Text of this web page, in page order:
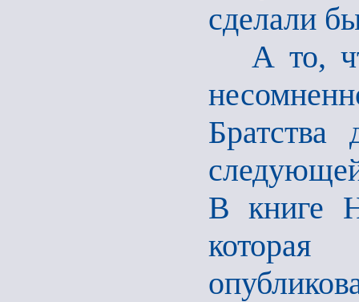
сделали
А то,
Братства
В книге